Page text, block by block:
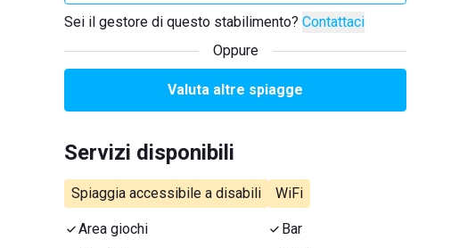
Sei il gestore di questo stabilimento? Contattaci
Oppure
Valuta altre spiagge
Servizi disponibili
Spiaggia accessibile a disabili WiFi
Area giochi Bar